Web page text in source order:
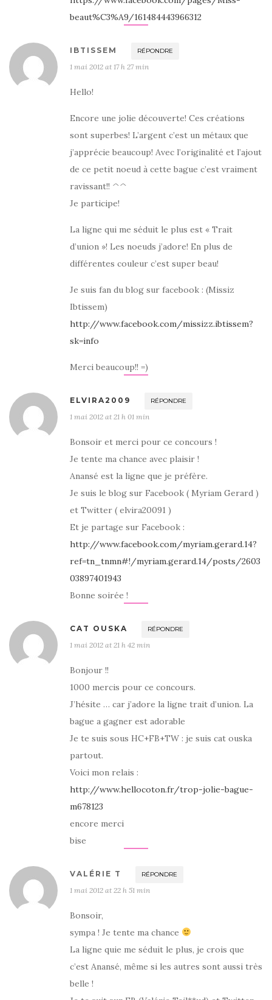
beaut%C3%A9/161484443966312
IBTISSEM RÉPONDRE
1 mai 2012 at 17 h 27 min
Hello!
Encore une jolie découverte! Ces créations
sont superbes! L’argent c’est un métaux que
j’apprécie beaucoup! Avec l’originalité et l’ajout
de ce petit noeud à cette bague c’est vraiment
ravissant!! ^^
Je participe!
La ligne qui me séduit le plus est « Trait
d’union »! Les noeuds j’adore! En plus de
différentes couleur c’est super beau!
Je suis fan du blog sur facebook : (Missiz
Ibtissem)
http://www.facebook.com/missizz.ibtissem?
sk=info
Merci beaucoup!! =)
ELVIRA2009 RÉPONDRE
1 mai 2012 at 21 h 01 min
Bonsoir et merci pour ce concours !
Je tente ma chance avec plaisir !
Anansé est la ligne que je préfère.
Je suis le blog sur Facebook ( Myriam Gerard )
et Twitter ( elvira20091 )
Et je partage sur Facebook :
http://www.facebook.com/myriam.gerard.14?
ref=tn_tnmn#!/myriam.gerard.14/posts/2603
03897401943
Bonne soirée !
CAT OUSKA RÉPONDRE
1 mai 2012 at 21 h 42 min
Bonjour !!
1000 mercis pour ce concours.
J’hésite … car j’adore la ligne trait d’union. La
bague a gagner est adorable
Je te suis sous HC+FB+TW : je suis cat ouska
partout.
Voici mon relais :
http://www.hellocoton.fr/trop-jolie-bague-
m678123
encore merci
bise
VALÉRIE T RÉPONDRE
1 mai 2012 at 22 h 51 min
Bonsoir,
sympa ! Je tente ma chance
La ligne quie me séduit le plus, je crois que
c’est Anansé, même si les autres sont aussi très
belle !